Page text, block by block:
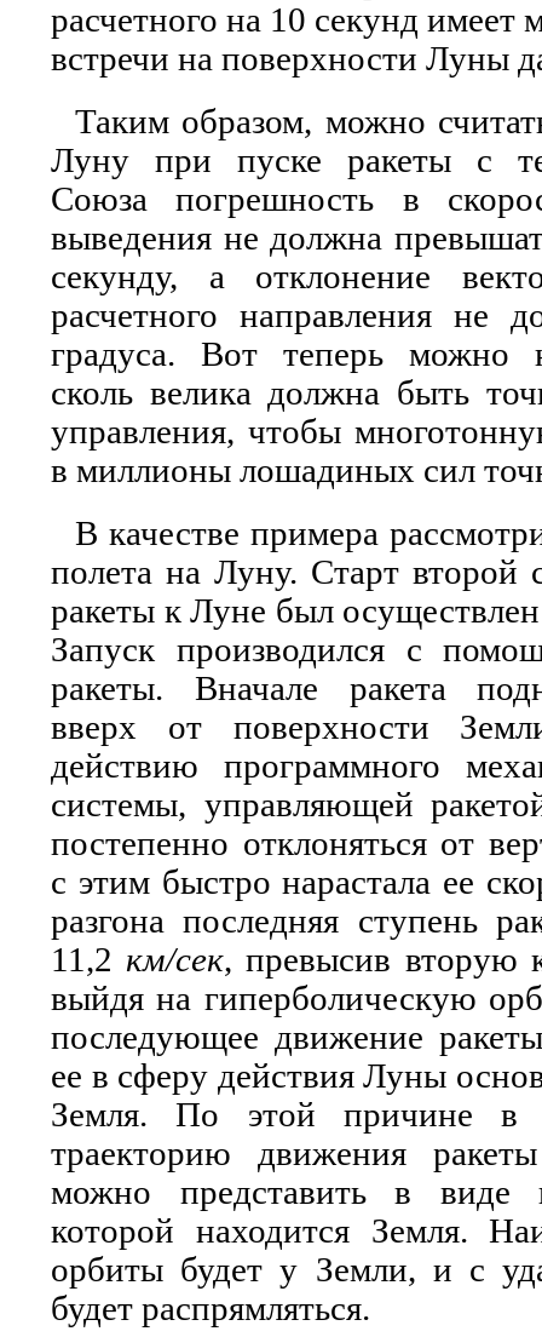
расчетного на 10 секунд имеет
встречи на поверхности Луны
Таким образом, можно
Луну при пуске ракеты с
Союза погрешность в
выведения не должна
секунду, а отклонение
расчетного направления не
градуса. Вот теперь можно
сколь велика должна быть
управления, чтобы
в миллионы лошадиных сил
В качестве примера
полета на Луну. Старт второй
ракеты к Луне был
Запуск производился с
ракеты. Вначале ракета
вверх от поверхности
действию программного
системы, управляющей
постепенно отклоняться от
с этим быстро нарастала ее
разгона последняя ступень
11,2 км/сек, превысив вторую
выйдя на гиперболическую
последующее движение
ее в сферу действия Луны
Земля. По этой причине в
траекторию движения
можно представить в виде
которой находится Земля.
орбиты будет у Земли, и с
будет распрямляться.